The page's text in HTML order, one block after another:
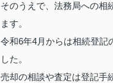
そのうえで、法務局への相
ます。
令和6年4月からは相続登記
した。
売却の相談や査定は登記手